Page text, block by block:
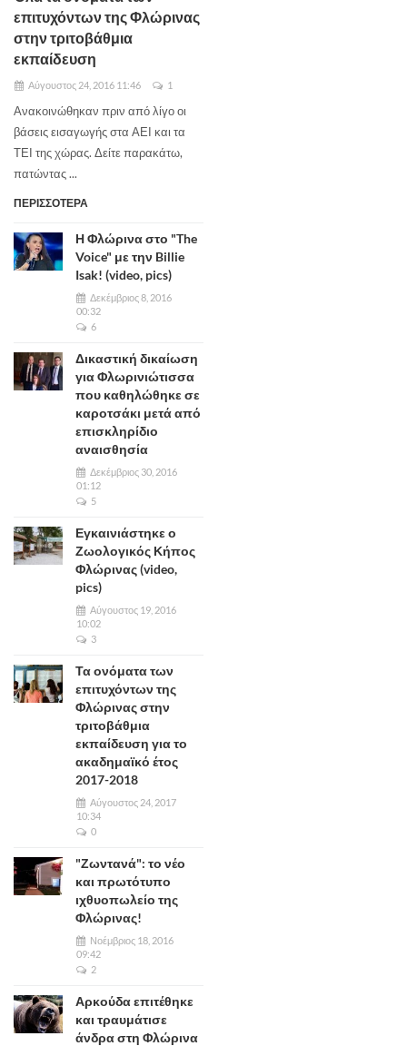
επιτυχόντων της Φλώρινας
στην τριτοβάθμια
εκπαίδευση
Αύγουστος 24, 2016 11:46 1
Ανακοινώθηκαν πριν από λίγο οι
βάσεις εισαγωγής στα ΑΕΙ και τα
ΤΕΙ της χώρας. Δείτε παρακάτω,
πατώντας ...
ΠΕΡΙΣΣΟΤΕΡΑ
Η Φλώρινα στο "The
Voice" με την Billie
Isak! (video, pics)
Δεκέμβριος 8, 2016
00:32
6
Δικαστική δικαίωση
για Φλωρινιώτισσα
που καθηλώθηκε σε
καροτσάκι μετά από
επισκληρίδιο
αναισθησία
Δεκέμβριος 30, 2016
01:12
5
Εγκαινιάστηκε ο
Ζωολογικός Κήπος
Φλώρινας (video,
pics)
Αύγουστος 19, 2016
10:02
3
Τα ονόματα των
επιτυχόντων της
Φλώρινας στην
τριτοβάθμια
εκπαίδευση για το
ακαδημαϊκό έτος
2017-2018
Αύγουστος 24, 2017
10:34
0
"Ζωντανά": το νέο
και πρωτότυπο
ιχθυοπωλείο της
Φλώρινας!
Νοέμβριος 18, 2016
09:42
2
Αρκούδα επιτέθηκε
και τραυμάτισε
άνδρα στη Φλώρινα